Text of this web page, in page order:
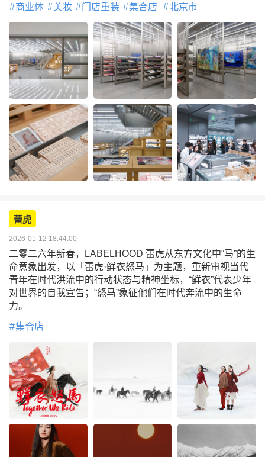
商业体 美妆 门店重装 集合店 北京市
蕾虎
2026-01-12 18:44:00
二零二六年新春，LABELHOOD 蕾虎从东方文化中“马”的生
命意象出发，以「蕾虎·鲜衣怒马」为主题，重新审视当代
青年在时代洪流中的行动状态与精神坐标，“鲜衣”代表少年
对世界的自我宣告；“怒马”象征他们在时代奔流中的生命
力。
集合店